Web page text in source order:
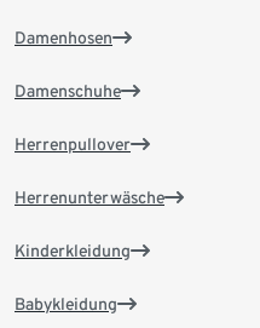
Damenhosen
Damenschuhe
Herrenpullover
Herrenunterwäsche
Kinderkleidung
Babykleidung